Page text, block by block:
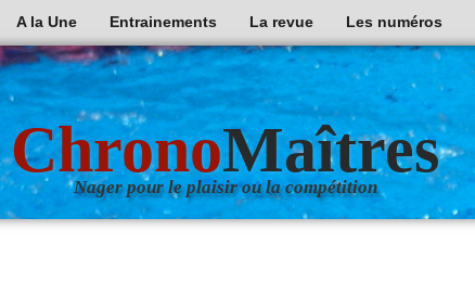
A la Une Entrainements La revue Les numéros
ChronoMaîtres
Nager pour le plaisir ou la compétition